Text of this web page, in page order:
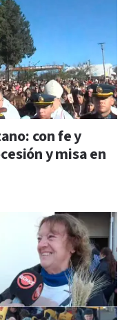
con fe y
y misa en